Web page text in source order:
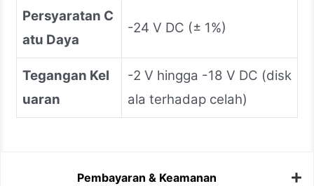
Persyaratan C
atu Daya
-24 V DC (± 1%)
Tegangan Kel
uaran
-2 V hingga -18 V DC (disk
ala terhadap celah)
Pembayaran & Keamanan